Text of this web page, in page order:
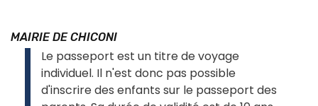
MAIRIE DE CHICONI
Le passeport est un titre de voyage
individuel. Il n'est donc pas possible
d'inscrire des enfants sur le passeport des